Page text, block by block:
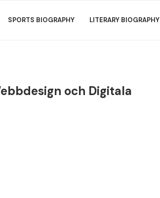
SPORTS BIOGRAPHY LITERARY BIOGRAPHY
och Digitala